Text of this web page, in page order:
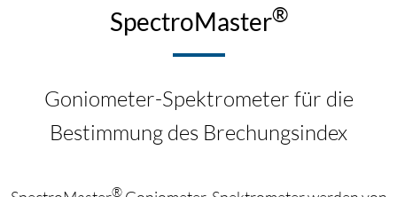
SpectroMaster®
Goniometer-Spektrometer für die
Bestimmung des Brechungsindex
®